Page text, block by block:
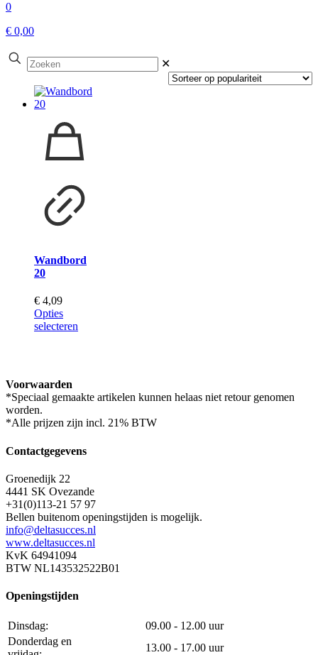
0
€ 0,00
✕
Wandbord
20
€ 4,09
Opties
selecteren
Voorwaarden
*Speciaal gemaakte artikelen kunnen helaas niet retour genomen
worden.
*Alle prijzen zijn incl. 21% BTW
Contactgegevens
Groenedijk 22
4441 SK Ovezande
+31(0)113-21 57 97
Bellen buitenom openingstijden is mogelijk.
info@deltasucces.nl
www.deltasucces.nl
KvK 64941094
BTW NL143532522B01
Openingstijden
Dinsdag:
09.00 - 12.00 uur
Donderdag en
13.00 - 17.00 uur